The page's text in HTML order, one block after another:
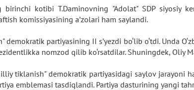
birinchi kotibi T.Daminovning "Adolat" SDP
komissiyasining a’zolari ham saylandi.
demokratik partiyasining II s’yezdi bo‘lib o‘tdi. Unda
nomzod qilib ko‘rsatdilar. Shuningdek, Oliy
tiklanish" demokratik partiyasidagi saylov
emblemasi tasdiqlandi. Partiya dasturining yangi